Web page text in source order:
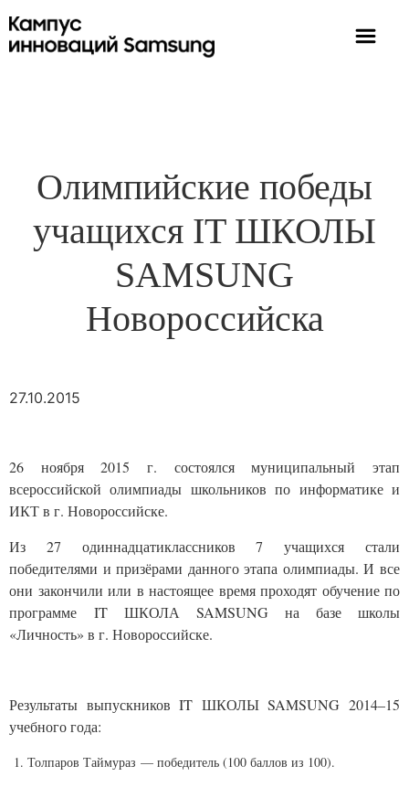
Олимпийские победы
учащихся IT ШКОЛЫ
SAMSUNG
Новороссийска
27.10.2015
26 ноября 2015 г. состоялся муниципальный этап
всероссийской олимпиады школьников по информатике и
ИКТ в г. Новороссийске.
Из 27 одиннадцатиклассников 7 учащихся стали
победителями и призёрами данного этапа олимпиады. И все
они закончили или в настоящее время проходят обучение по
программе IT ШКОЛА SAMSUNG на базе школы
«Личность» в г. Новороссийске.
Результаты выпускниковIT ШКОЛЫSAMSUNG 2014–15
учебного года:
1. Толпаров Таймураз — победитель (100 баллов из 100).